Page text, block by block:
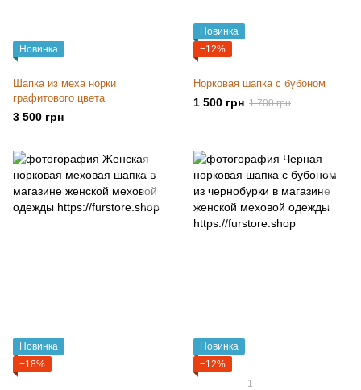
Новинка
Шапка из меха норки
графитового цвета
3 500 грн
Новинка
−12%
Норковая шапка с бубоном
1 500 грн 1 700 грн
Новинка
−18%
Новинка
−12%
1